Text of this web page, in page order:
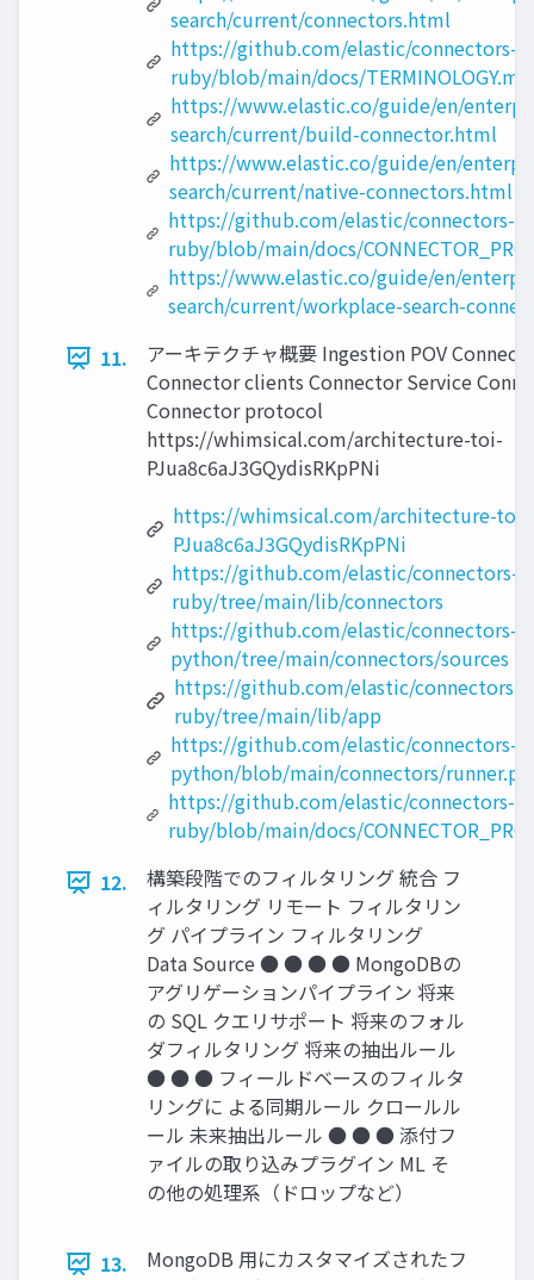
search/current/connectors.html
https://github.com/elastic/connectors-
ruby/blob/main/docs/TERMINOLOGY.md
https://www.elastic.co/guide/en/
search/current/build-connector.html
https://www.elastic.co/guide/en/
search/current/native-connectors.html
https://github.com/elastic/connectors-
ruby/blob/main/docs/
https://www.elastic.co/guide/en/
search/current/workplace-search-
11.
アーキテクチャ概要 Ingestion POV
Connector clients Connector Service
Connector protocol
https://whimsical.com/architecture-toi-
PJua8c6aJ3GQydisRKpPNi
https://whimsical.com/architecture-toi-
PJua8c6aJ3GQydisRKpPNi
https://github.com/elastic/connectors-
ruby/tree/main/lib/connectors
https://github.com/elastic/connectors-
python/tree/main/connectors/sources
https://github.com/elastic/connectors-
ruby/tree/main/lib/app
https://github.com/elastic/connectors-
python/blob/main/connectors/runner.py
https://github.com/elastic/connectors-
ruby/blob/main/docs/
12.
構築段階でのフィルタリング 統合 フ
ィルタリング リモート フィルタリン
グ パイプライン フィルタリング
Data Source ● ● ● ● MongoDBの
アグリゲーションパイプライン 将来
の SQL クエリサポート 将来のフォル
ダフィルタリング 将来の抽出ルール
● ● ● フィールドベースのフィルタ
リングに よる同期ルール クロールル
ール 未来抽出ルール ● ● ● 添付フ
ァイルの取り込みプラグイン ML そ
の他の処理系（ドロップなど）
13.
MongoDB ⽤にカスタマイズされたフ